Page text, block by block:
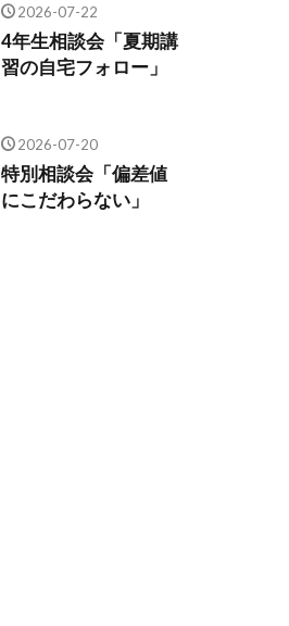
2026-07-22
4年生相談会「夏期講
習の自宅フォロー」
2026-07-20
特別相談会「偏差値
にこだわらない」